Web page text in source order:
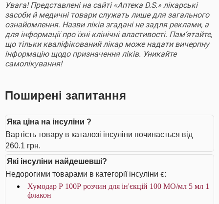
Увага! Представлені на сайті «Аптека D.S.» лікарські
засоби й медичні товари служать лише для загального
ознайомлення. Назви ліків згадані не задля реклами, а
для інформації про їхні клінічні властивості. Пам’ятайте,
що тільки кваліфікований лікар може надати вичерпну
інформацію щодо призначення ліків. Уникайте
самолікування!
Поширені запитання
Яка ціна на інсуліни ?
Вартість товару в каталозі інсуліни починається від
260.1 грн.
Які інсуліни найдешевші?
Недорогими товарами в категорії інсуліни є:
Хумодар Р 100Р розчин для ін'єкцій 100 МО/мл 5 мл 1
флакон